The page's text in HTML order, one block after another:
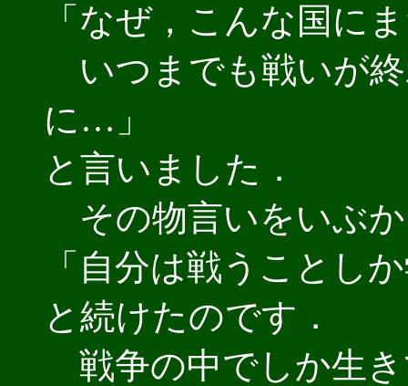
「なぜ，こんな国に
いつまでも戦いが
に…」
と言いました．
その物言いをいぶ
「自分は戦うことし
と続けたのです．
戦争の中でしか生